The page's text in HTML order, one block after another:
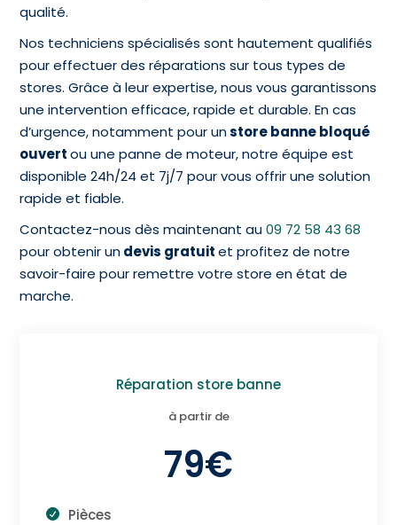
qualité.
Nos techniciens spécialisés sont hautement qualifiés
pour effectuer des réparations sur tous types de
stores. Grâce à leur expertise, nous vous garantissons
une intervention efficace, rapide et durable. En cas
d’urgence, notamment pour unstore banne bloqué
ouvertou une panne de moteur, notre équipe est
disponible 24h/24 et 7j/7 pour vous offrir une solution
rapide et fiable.
Contactez-nous dès maintenant au09 72 58 43 68
pour obtenir undevis gratuitet profitez de notre
savoir-faire pour remettre votre store en état de
marche.
Réparation store banne
à partir de
79€
Pièces